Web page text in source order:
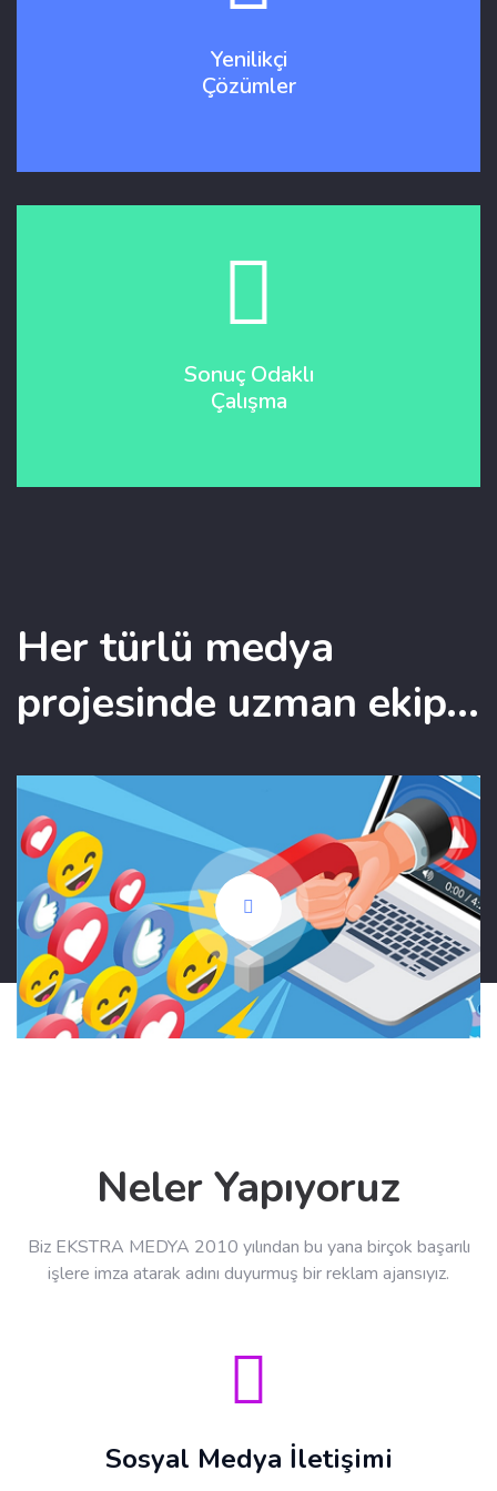
Yenilikçi
Çözümler
Sonuç Odaklı
Çalışma
Her türlü medya
projesinde uzman ekip...
Neler Yapıyoruz
Biz EKSTRA MEDYA 2010 yılından bu yana birçok başarılı
işlere imza atarak adını duyurmuş bir reklam ajansıyız.
Sosyal Medya İletişimi